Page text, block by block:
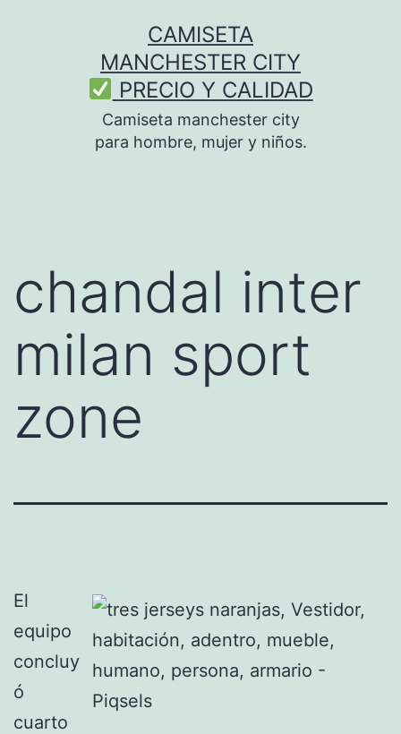
CAMISETA
MANCHESTER CITY
PRECIO Y CALIDAD
Camiseta manchester city
para hombre, mujer y niños.
chandal inter
milan sport
zone
El
equipo
concluy
ó
cuarto